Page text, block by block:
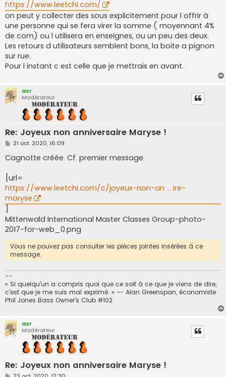
https://www.leetchi.com/
on peut y collecter des sous explicitement pour l offrir à
une personne qui se fera virer la somme ( moyennant 4%
de com) ou l utilisera en enseignes, ou un peu des deux.
Les retours d utilisateurs semblent bons, la boite a pignon
sur rue.
Pour l instant c est celle que je mettrais en avant.
asr
Modérateur
Re: Joyeux non anniversaire Maryse !
M
s
s
g
e
21 oct. 2020, 16:09
Cagnotte créée. Cf. premier message.
[url=
https://www.leetchi.com/c/joyeux-non-an ... ire-
maryse
Mittenwald International Master Classes Group-photo-
2017-for-web_0.png
Vous ne pouvez pas consulter les pièces jointes insérées à ce
message.
--
« Si quelqu'un a compris quoi que ce soit à ce que je viens de dire,
c'est que je me suis mal exprimé. » -- Alan Greenspan, économiste
Phil Jones Bass Owner's Club #102
asr
Modérateur
Re: Joyeux non anniversaire Maryse !
M